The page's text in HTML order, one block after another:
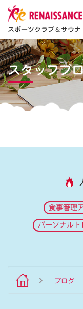
スポーツクラブ＆サウ
スタッフブ
食事管理
パーソナルト
ブログ